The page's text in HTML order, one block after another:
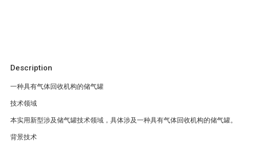
Description
一种具有气体回收机构的储气罐
技术领域
本实用新型涉及储气罐技术领域，具体涉及一种具有气体回收机构的储气罐。
背景技术